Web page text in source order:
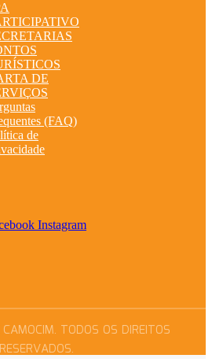
DE
(FAQ)
de
Instagram
TODOS OS DIREITOS
RESERVADOS.